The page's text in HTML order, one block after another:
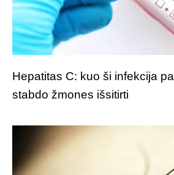
Hepatitas C: kuo ši infekcija
stabdo žmones išsitirti